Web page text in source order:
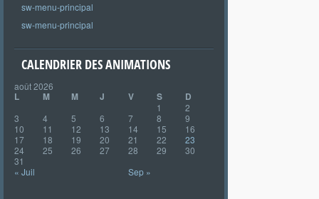
sw-menu-principal
sw-menu-principal
CALENDRIER DES ANIMATIONS
août 2026
L M M J V S D
1
2
3
4 5 6 7 8
9
10
11 12 13 14 15
16
17
18 19 20 21 22
23
24
25 26 27 28 29
30
31
« Juil
Sep »